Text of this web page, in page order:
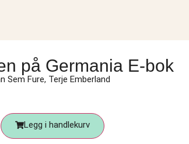
på Germania E-bok
Sem Fure, Terje Emberland
Legg i handlekurv